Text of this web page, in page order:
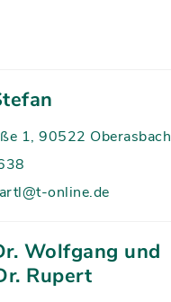
1, 90522 Oberasbach
online.de
Wolfgang und
Rupert